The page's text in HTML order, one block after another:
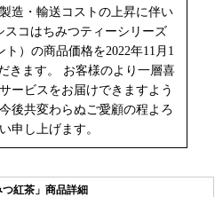
造・輸送コストの上昇に伴い
スコはちみつティーシリーズ
ト）の商品価格を2022年11月1
きます。 お客様のより一層喜
ービスをお届けできますよう
後共変わらぬご愛顧の程よろ
申し上げます。
つ紅茶」商品詳細